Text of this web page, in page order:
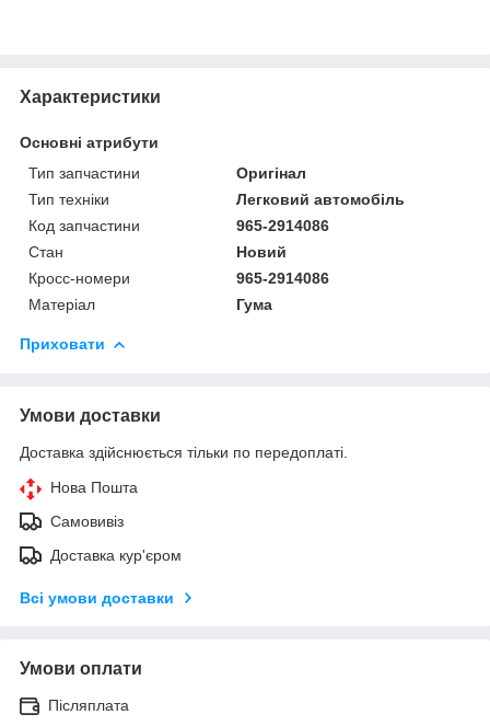
Характеристики
Основні атрибути
Тип запчастини
Оригінал
Тип техніки
Легковий автомобіль
Код запчастини
965-2914086
Стан
Новий
Кросс-номери
965-2914086
Матеріал
Гума
Приховати
Умови доставки
Доставка здійснюється тільки по передоплаті.
Нова Пошта
Самовивіз
Доставка кур'єром
Всі умови доставки
Умови оплати
Післяплата